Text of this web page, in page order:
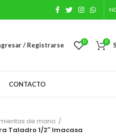
/ Registrarse 0 0
CONTACTO
de mano
Taladro 1/2″ Imacasa